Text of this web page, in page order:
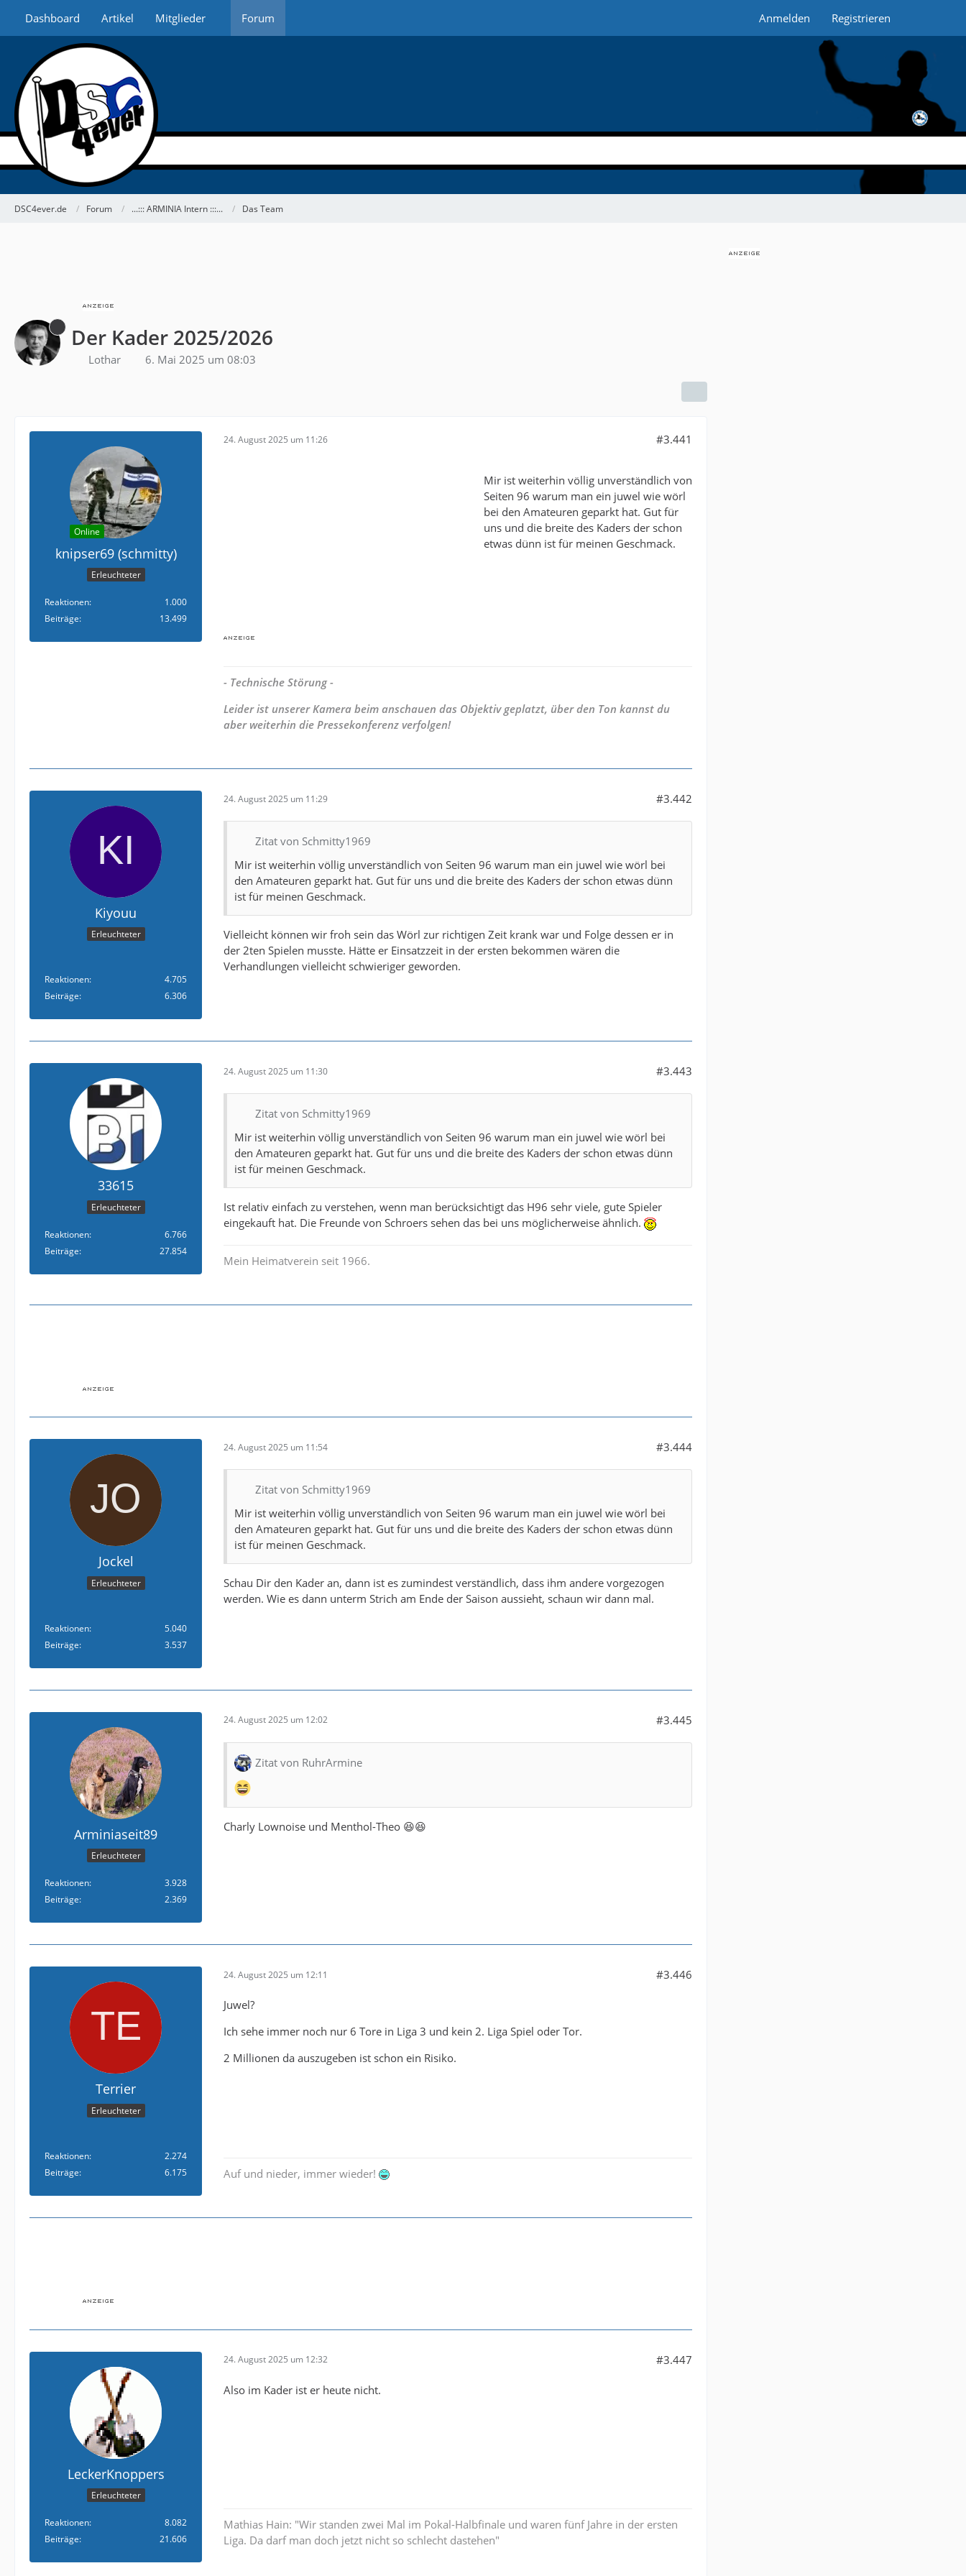
Dashboard Artikel Mitglieder Forum Anmelden Registrieren
DSC4ever.de Forum ...::: ARMINIA Intern :::... Das Team
Der Kader 2025/2026
Lothar 6. Mai 2025 um 08:03
Online
knipser69 (schmitty)
Erleuchteter
Reaktionen
1.000
Beiträge
13.499
24. August 2025 um 11:26 #3.441
Mir ist weiterhin völlig unverständlich von
Seiten 96 warum man ein juwel wie wörl
bei den Amateuren geparkt hat. Gut für
uns und die breite des Kaders der schon
etwas dünn ist für meinen Geschmack.
- Technische Störung -
Leider ist unserer Kamera beim anschauen das Objektiv geplatzt, über den Ton kannst du
aber weiterhin die Pressekonferenz verfolgen!
Kiyouu
Erleuchteter
Reaktionen
4.705
Beiträge
6.306
24. August 2025 um 11:29 #3.442
Zitat von Schmitty1969
Mir ist weiterhin völlig unverständlich von Seiten 96 warum man ein juwel wie wörl bei
den Amateuren geparkt hat. Gut für uns und die breite des Kaders der schon etwas dünn
ist für meinen Geschmack.
Vielleicht können wir froh sein das Wörl zur richtigen Zeit krank war und Folge dessen er in
der 2ten Spielen musste. Hätte er Einsatzzeit in der ersten bekommen wären die
Verhandlungen vielleicht schwieriger geworden.
33615
Erleuchteter
Reaktionen
6.766
Beiträge
27.854
24. August 2025 um 11:30 #3.443
Zitat von Schmitty1969
Mir ist weiterhin völlig unverständlich von Seiten 96 warum man ein juwel wie wörl bei
den Amateuren geparkt hat. Gut für uns und die breite des Kaders der schon etwas dünn
ist für meinen Geschmack.
Ist relativ einfach zu verstehen, wenn man berücksichtigt das H96 sehr viele, gute Spieler
eingekauft hat. Die Freunde von Schroers sehen das bei uns möglicherweise ähnlich.
Mein Heimatverein seit 1966.
Jockel
Erleuchteter
Reaktionen
5.040
Beiträge
3.537
24. August 2025 um 11:54 #3.444
Zitat von Schmitty1969
Mir ist weiterhin völlig unverständlich von Seiten 96 warum man ein juwel wie wörl bei
den Amateuren geparkt hat. Gut für uns und die breite des Kaders der schon etwas dünn
ist für meinen Geschmack.
Schau Dir den Kader an, dann ist es zumindest verständlich, dass ihm andere vorgezogen
werden. Wie es dann unterm Strich am Ende der Saison aussieht, schaun wir dann mal.
Arminiaseit89
Erleuchteter
Reaktionen
3.928
Beiträge
2.369
24. August 2025 um 12:02 #3.445
Zitat von RuhrArmine
Charly Lownoise und Menthol-Theo 😆😆
Terrier
Erleuchteter
Reaktionen
2.274
Beiträge
6.175
24. August 2025 um 12:11 #3.446
Juwel?
Ich sehe immer noch nur 6 Tore in Liga 3 und kein 2. Liga Spiel oder Tor.
2 Millionen da auszugeben ist schon ein Risiko.
Auf und nieder, immer wieder!
LeckerKnoppers
Erleuchteter
Reaktionen
8.082
Beiträge
21.606
24. August 2025 um 12:32 #3.447
Also im Kader ist er heute nicht.
Mathias Hain: "Wir standen zwei Mal im Pokal-Halbfinale und waren fünf Jahre in der ersten
Liga. Da darf man doch jetzt nicht so schlecht dastehen"